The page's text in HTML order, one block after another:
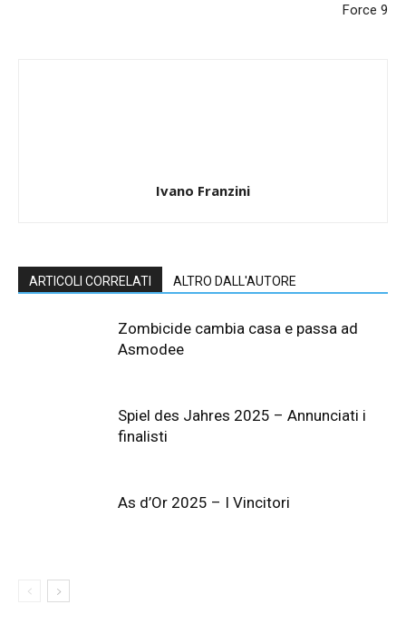
Force 9
Ivano Franzini
ARTICOLI CORRELATI ALTRO DALL'AUTORE
Zombicide cambia casa e passa ad
Asmodee
Spiel des Jahres 2025 – Annunciati i
finalisti
As d’Or 2025 – I Vincitori